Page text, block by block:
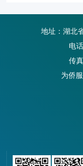
地址：湖北
电
传
为侨